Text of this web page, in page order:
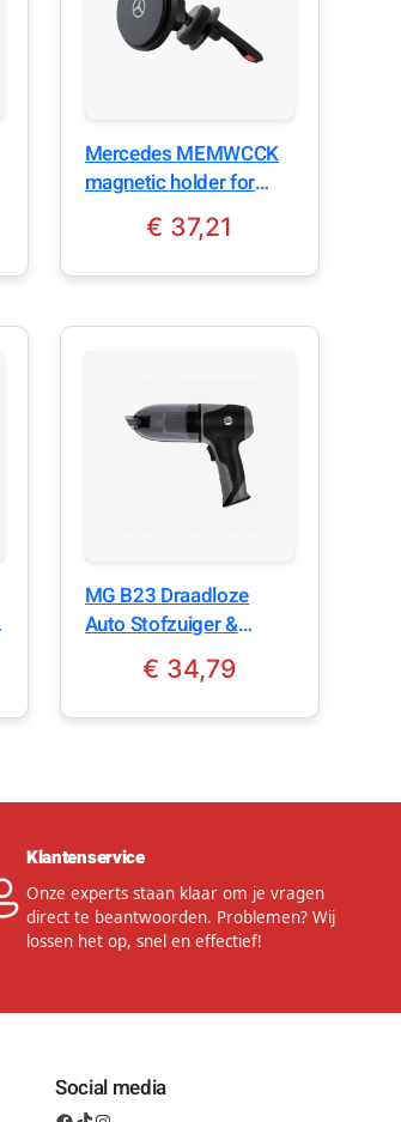
Mercedes MEMWCCK
magnetic holder for
window black Silver
Stars MagSafe
€ 37,21
MG B23 Draadloze
Auto Stofzuiger &
Blazer 2in1 – 80W –
Met 6 Opzetstukken –
Zwart/Grijs
€ 34,79
Klantenservice
Onze experts staan klaar om je vragen
direct te beantwoorden. Problemen? Wij
lossen het op, snel en effectief!
Social media